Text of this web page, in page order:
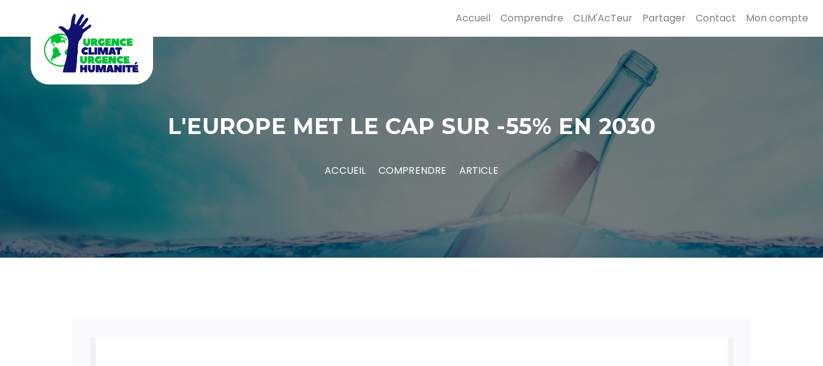
Accueil Comprendre CLIM'AcTeur Partager Contact Mon compte
L'EUROPE MET LE CAP SUR -55% EN 2030
ACCUEIL COMPRENDRE ARTICLE